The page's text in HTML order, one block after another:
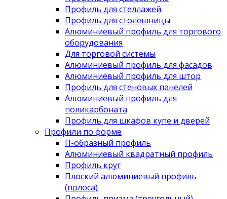
Профиль для стеллажей
Профиль для столешницы
Алюминиевый профиль для торгового
оборудования
Для торговой системы
Алюминиевый профиль для фасадов
Алюминиевый профиль для штор
Профиль для стеновых панелей
Алюминиевый профиль для
поликарбоната
Профиль для шкафов купе и дверей
Профили по форме
П-образный профиль
Алюминиевый квадратный профиль
Профиль круг
Плоский алюминиевый профиль
(полоса)